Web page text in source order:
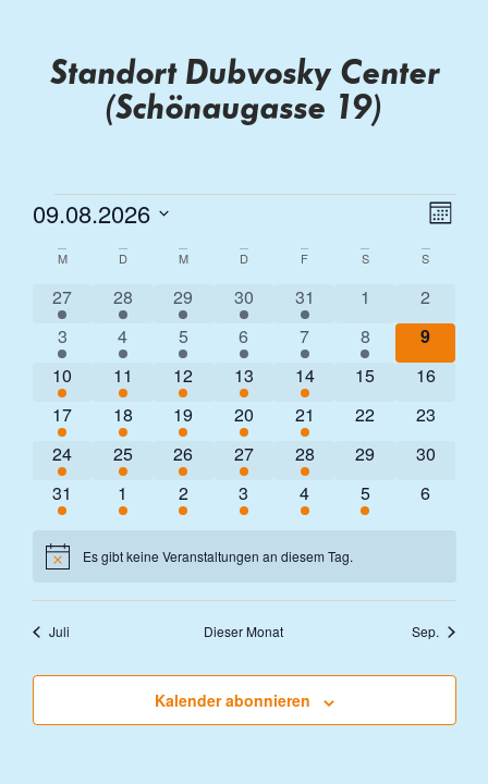
Standort Dubvosky Center
(Schönaugasse 19)
Monat
09.08.2026
Datum
wählen.
Kalender
von
Veranstaltungen
M D M D F S S
2 Veranstaltungen
27 3 Veranstaltungen
28 3 Veranstaltungen
29 2 Veranstaltungen
30 3 Veranstaltungen
31 0
1 0
2
2 Veranstaltungen
3 3 Veranstaltungen
4 2 Veranstaltungen
5 2 Veranstaltungen
6 2 Veranstaltungen
7 1 Veranstaltung
8 0
9
3 Veranstaltungen
10 3 Veranstaltungen
11 2 Veranstaltungen
12 2 Veranstaltungen
13 1 Veranstaltung
14 0
15 0
16
2 Veranstaltungen
17 3 Veranstaltungen
18 2 Veranstaltungen
19 2 Veranstaltungen
20 1 Veranstaltung
21 0
22 0
23
2 Veranstaltungen
24 3 Veranstaltungen
25 3 Veranstaltungen
26 2 Veranstaltungen
27 3 Veranstaltungen
28 0
29 0
30
2 Veranstaltungen
31 3 Veranstaltungen
1 2 Veranstaltungen
2 2 Veranstaltungen
3 2 Veranstaltungen
4 1 Veranstaltung
5 0
6
HinweisEs gibt keine Veranstaltungen an diesem Tag.
Juli Dieser Monat Sep.
Kalender abonnieren